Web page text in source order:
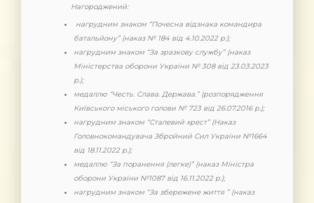
Нагороджений:
нагрудним знаком “Почесна відзнака командира
батальйону” (наказ № 184 від 4.10.2022 р.);
нагрудним знаком “За зразкову службу” (наказ
Міністерства оборони України № 308 від 23.03.2023
р.);
медаллю “Честь. Слава. Держава.” (розпорядження
Київського міського голови № 723 від 26.07.2016 р.);
нагрудним знаком “Сталевий хрест” (Наказ
Головнокомандувача Збройний Сил України №1664
від 18.11.2022 р.);
медаллю “За поранення (легке)” (наказ Міністра
оборони України №1087 від 16.11.2022 р.);
нагрудним знаком “За збережене життя ” (наказ